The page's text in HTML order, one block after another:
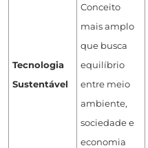
Tecnologia
Sustentável
Conceito
mais amplo
que busca
equilíbrio
entre meio
ambiente,
sociedade e
economia